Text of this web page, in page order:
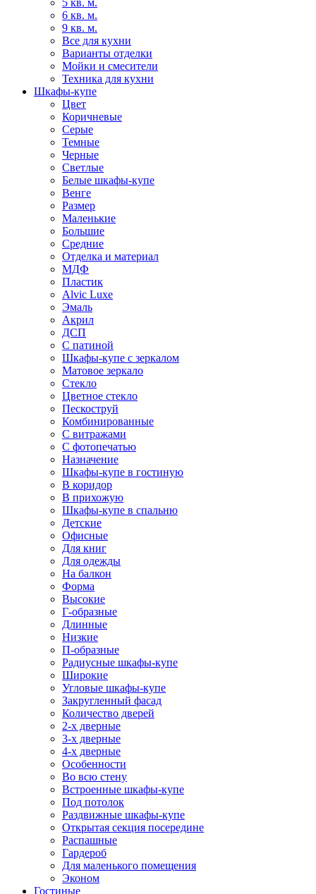
5 кв. м.
6 кв. м.
9 кв. м.
Все для кухни
Варианты отделки
Мойки и смесители
Техника для кухни
Шкафы-купе
Цвет
Коричневые
Серые
Темные
Черные
Светлые
Белые шкафы-купе
Венге
Размер
Маленькие
Большие
Средние
Отделка и материал
МДФ
Пластик
Alvic Luxe
Эмаль
Акрил
ДСП
С патиной
Шкафы-купе с зеркалом
Матовое зеркало
Стекло
Цветное стекло
Пескоструй
Комбинированные
С витражами
С фотопечатью
Назначение
Шкафы-купе в гостиную
В коридор
В прихожую
Шкафы-купе в спальню
Детские
Офисные
Для книг
Для одежды
На балкон
Форма
Высокие
Г-образные
Длинные
Низкие
П-образные
Радиусные шкафы-купе
Широкие
Угловые шкафы-купе
Закругленный фасад
Количество дверей
2-х дверные
3-х дверные
4-х дверные
Особенности
Во всю стену
Встроенные шкафы-купе
Под потолок
Раздвижные шкафы-купе
Открытая секция посередине
Распашные
Гардероб
Для маленького помещения
Эконом
Гостиные